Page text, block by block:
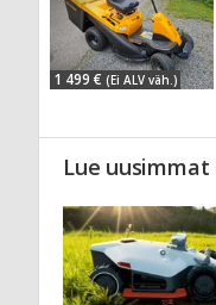
1 499 € (Ei ALV väh.)
Lue